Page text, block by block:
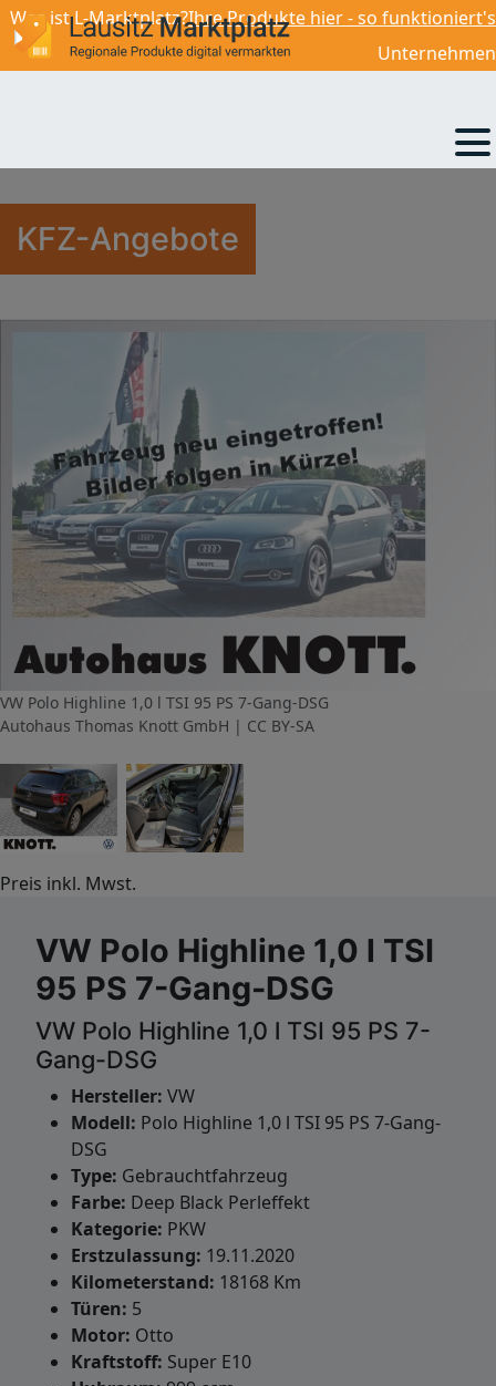
Was ist L-Marktplatz?Ihre Produkte hier - so funktioniert's
Unternehmen
KFZ-Angebote
VW Polo Highline 1,0 l TSI 95 PS 7-Gang-DSG
Autohaus Thomas Knott GmbH | CC BY-SA
18 990,00€
Preis inkl. Mwst.
VW Polo Highline 1,0 l TSI
95 PS 7-Gang-DSG
VW Polo Highline 1,0 l TSI 95 PS 7-
Gang-DSG
Hersteller: VW
Modell: Polo Highline 1,0 l TSI 95 PS 7-Gang-
DSG
Type: Gebrauchtfahrzeug
Farbe: Deep Black Perleffekt
Kategorie: PKW
Erstzulassung: 19.11.2020
Kilometerstand: 18168 Km
Türen: 5
Motor: Otto
Kraftstoff: Super E10